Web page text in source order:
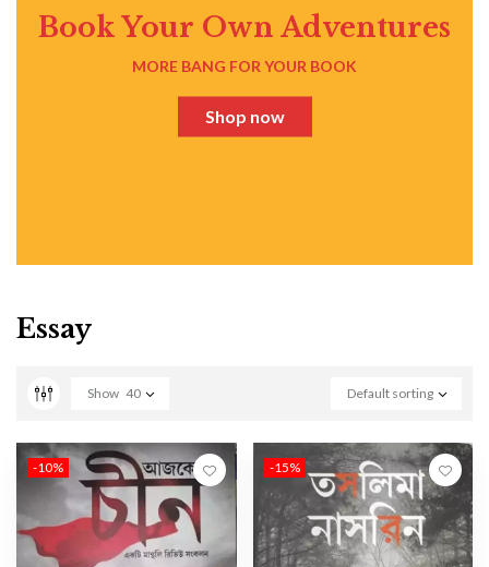
Book Your Own Adventures
MORE BANG FOR YOUR BOOK
Shop now
Essay
Default sorting
Show 40
-10% -15%